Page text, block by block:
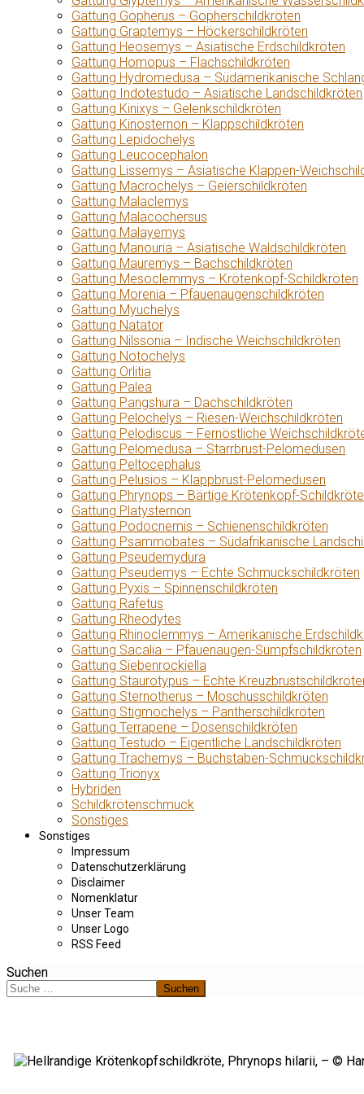
Gattung Gopherus – Gopherschildkröten
Gattung Graptemys – Höckerschildkröten
Gattung Heosemys – Asiatische Erdschildkröten
Gattung Homopus – Flachschildkröten
Gattung Hydromedusa – Südamerikanische
Gattung Indotestudo – Asiatische Landschildkröten
Gattung Kinixys – Gelenkschildkröten
Gattung Kinosternon – Klappschildkröten
Gattung Lepidochelys
Gattung Leucocephalon
Gattung Lissemys – Asiatische Klappen-
Gattung Macrochelys – Geierschildkröten
Gattung Malaclemys
Gattung Malacochersus
Gattung Malayemys
Gattung Manouria – Asiatische Waldschildkröten
Gattung Mauremys – Bachschildkröten
Gattung Mesoclemmys – Krötenkopf-Schildkröten
Gattung Morenia – Pfauenaugenschildkröten
Gattung Myuchelys
Gattung Natator
Gattung Nilssonia – Indische Weichschildkröten
Gattung Notochelys
Gattung Orlitia
Gattung Palea
Gattung Pangshura – Dachschildkröten
Gattung Pelochelys – Riesen-Weichschildkröten
Gattung Pelodiscus – Fernöstliche
Gattung Pelomedusa – Starrbrust-Pelomedusen
Gattung Peltocephalus
Gattung Pelusios – Klappbrust-Pelomedusen
Gattung Phrynops – Bärtige Krötenkopf-
Gattung Platysternon
Gattung Podocnemis – Schienenschildkröten
Gattung Psammobates – Südafrikanische
Gattung Pseudemydura
Gattung Pseudemys – Echte Schmuckschildkröten
Gattung Pyxis – Spinnenschildkröten
Gattung Rafetus
Gattung Rheodytes
Gattung Rhinoclemmys – Amerikanische
Gattung Sacalia – Pfauenaugen-Sumpfschildkröten
Gattung Siebenrockiella
Gattung Staurotypus – Echte
Gattung Sternotherus – Moschusschildkröten
Gattung Stigmochelys – Pantherschildkröten
Gattung Terrapene – Dosenschildkröten
Gattung Testudo – Eigentliche Landschildkröten
Gattung Trachemys – Buchstaben-
Gattung Trionyx
Hybriden
Schildkrötenschmuck
Sonstiges
Sonstiges
Impressum
Datenschutzerklärung
Disclaimer
Nomenklatur
Unser Team
Unser Logo
RSS Feed
Suchen
Suchen